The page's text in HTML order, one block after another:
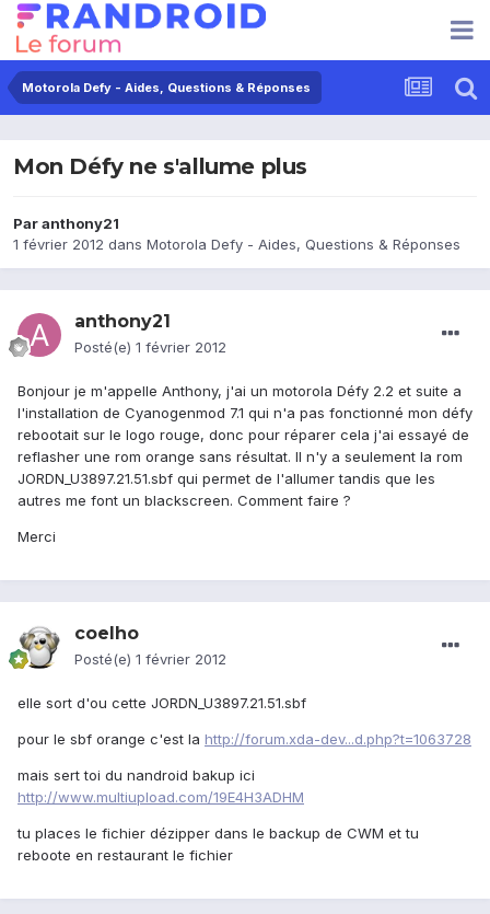
Motorola Defy - Aides, Questions & Réponses
Mon Défy ne s'allume plus
Paranthony21
1 février 2012 dans Motorola Defy - Aides, Questions & Réponses
anthony21
Posté(e) 1 février 2012
Bonjour je m'appelle Anthony, j'ai un motorola Défy 2.2 et suite a
l'installation de Cyanogenmod 7.1 qui n'a pas fonctionné mon défy
rebootait sur le logo rouge, donc pour réparer cela j'ai essayé de
reflasher une rom orange sans résultat. Il n'y a seulement la rom
JORDN_U3897.21.51.sbf qui permet de l'allumer tandis que les
autres me font un blackscreen. Comment faire ?
Merci
coelho
Posté(e) 1 février 2012
elle sort d'ou cette JORDN_U3897.21.51.sbf
pour le sbf orange c'est la http://forum.xda-dev...d.php?t=1063728
mais sert toi du nandroid bakup ici
http://www.multiupload.com/19E4H3ADHM
tu places le fichier dézipper dans le backup de CWM et tu
reboote en restaurant le fichier